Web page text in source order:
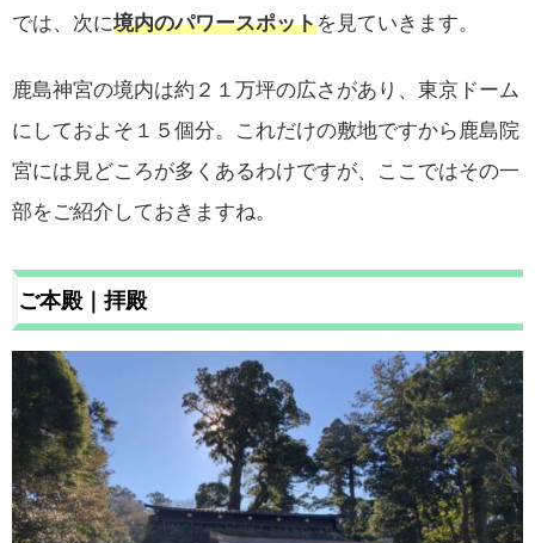
では、次に境内のパワースポットを見ていきます。
鹿島神宮の境内は約２１万坪の広さがあり、東京ドーム
にしておよそ１５個分。これだけの敷地ですから鹿島院
宮には見どころが多くあるわけですが、ここではその一
部をご紹介しておきますね。
ご本殿｜拝殿